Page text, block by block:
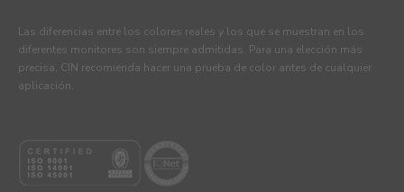
Las diferencias entre los colores reales y los que se muestran en los
diferentes monitores son siempre admitidas. Para una elección más
precisa, CIN recomienda hacer una prueba de color antes de cualquier
aplicación.